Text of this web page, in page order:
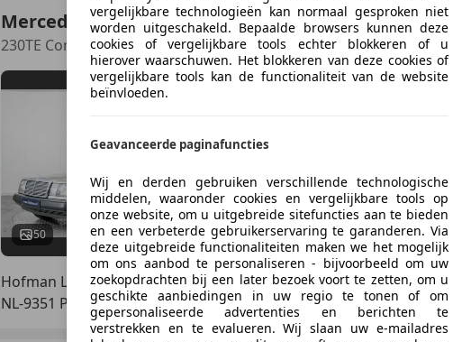
Mercedes-Benz 230
230TE Combi
50
€ 19.900
08/1987 105.878 km
Hofman Leek
NL-9351 PV LEEK
vergelijkbare technologieën kan normaal gesproken niet
worden uitgeschakeld. Bepaalde browsers kunnen deze
cookies of vergelijkbare tools echter blokkeren of u
hierover waarschuwen. Het blokkeren van deze cookies of
vergelijkbare tools kan de functionaliteit van de website
beïnvloeden.
Geavanceerde paginafuncties
Wij en derden gebruiken verschillende technologische
middelen, waaronder cookies en vergelijkbare tools op
onze website, om u uitgebreide sitefuncties aan te bieden
en een verbeterde gebruikerservaring te garanderen. Via
deze uitgebreide functionaliteiten maken we het mogelijk
om ons aanbod te personaliseren - bijvoorbeeld om uw
zoekopdrachten bij een later bezoek voort te zetten, om u
geschikte aanbiedingen in uw regio te tonen of om
gepersonaliseerde advertenties en berichten te
verstrekken en te evalueren. Wij slaan uw e-mailadres